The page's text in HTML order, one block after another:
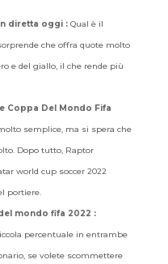
diretta oggi :Qual è il
che offra quote molto
e del giallo, il che rende più
Coppa Del Mondo Fifa
semplice, ma si spera che
Dopo tutto, Raptor
world cup soccer 2022
portiere.
mondo fifa 2022 :
percentuale in entrambe
se volete scommettere